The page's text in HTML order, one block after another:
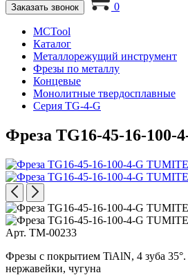
Заказать звонок 0
MCTool
Каталог
Металлорежущий инструмент
Фрезы по металлу
Концевые
Монолитные твердосплавные
Серия TG-4-G
Фреза TG16-45-16-100-
Арт. TM-00233
Фрезы с покрытием TiAlN, 4 зуба 35°.
нержавейки, чугуна